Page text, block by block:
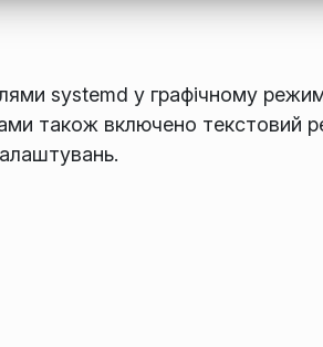
systemd у графічному
також включено текстовий